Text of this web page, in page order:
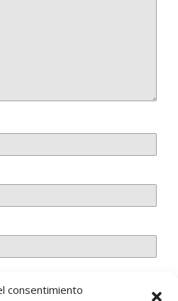
consentimiento
electrónico y web en este